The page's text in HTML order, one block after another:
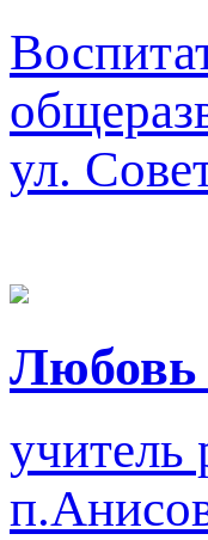
ул.
Любовь
учитель